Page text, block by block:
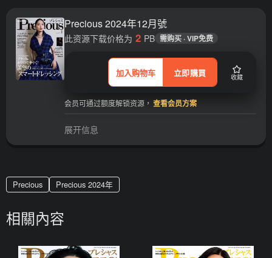
Precious 2024年12月號
加入购物车 立即購買 收藏
此资源下载价格为 2 PB 需购买 · VIP免费
会员可通过额度解锁资源， 查看会员方案
展开信息
Precious Precious 2024年
相關內容